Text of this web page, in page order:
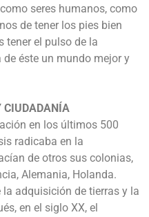
seres humanos, como
de tener los pies bien
tener el pulso de la
éste un mundo mejor y
CIUDADANÍA
en los últimos 500
radicaba en la
de otros sus colonias,
Alemania, Holanda.
adquisición de tierras y la
en el siglo XX, el